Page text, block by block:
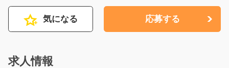
気になる 応募する
求人情報